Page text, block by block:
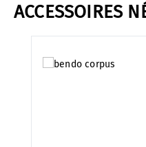
ACCESSOIRES